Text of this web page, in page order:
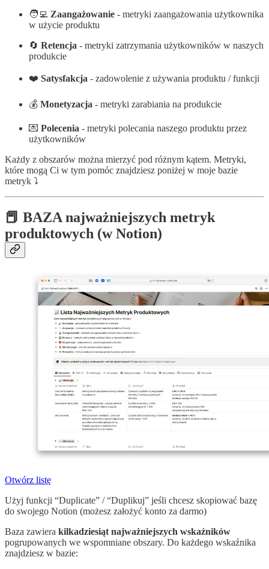
🧑‍💻 Zaangażowanie - metryki zaangażowania użytkownika
w użycie produktu
🔄 Retencja - metryki zatrzymania użytkowników w naszych
produkcie
❤️ Satysfakcja - zadowolenie z używania produktu / funkcji
💰 Monetyzacja - metryki zarabiania na produkcie
💌 Polecenia - metryki polecania naszego produktu przez
użytkowników
Każdy z obszarów można mierzyć pod różnym kątem. Metryki,
które mogą Ci w tym pomóc znajdziesz poniżej w moje bazie
metryk ⤵️
📕 BAZA najważniejszych metryk
produktowych (w Notion)
Otwórz listę
Użyj funkcji “Duplicate” / “Duplikuj” jeśli chcesz skopiować bazę
do swojego Notion (możesz założyć konto za darmo)
Baza zawiera kilkadziesiąt najważniejszych wskaźników
pogrupowanych we wspomniane obszary. Do każdego wskaźnika
znajdziesz w bazie: